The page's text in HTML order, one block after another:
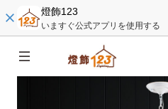
燈飾123
いますぐ公式アプリを使用する